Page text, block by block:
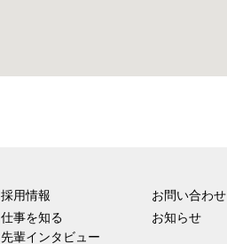
採用情報
仕事を知る
先輩インタビュー
お問い合わせ
お知らせ